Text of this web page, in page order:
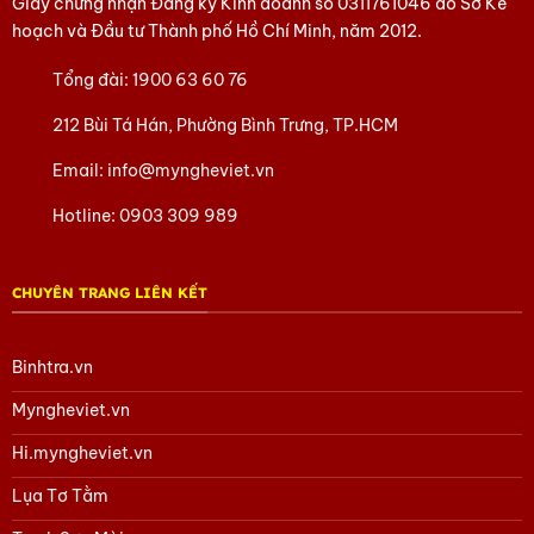
Tranh Đồng Mã Đáo thành công 90×170 khung vặn – Dát
hoạch và Đầu tư Thành phố Hồ Chí Minh, năm 2012.
Tổng đài:1900 63 60 76
212 Bùi Tá Hán, Phường Bình Trưng, TP.HCM
Email: info@myngheviet.vn
Hotline:0903 309 989
CHUYÊN TRANG LIÊN KẾT
Binhtra.vn
Myngheviet.vn
Hi.myngheviet.vn
Lụa Tơ Tằm